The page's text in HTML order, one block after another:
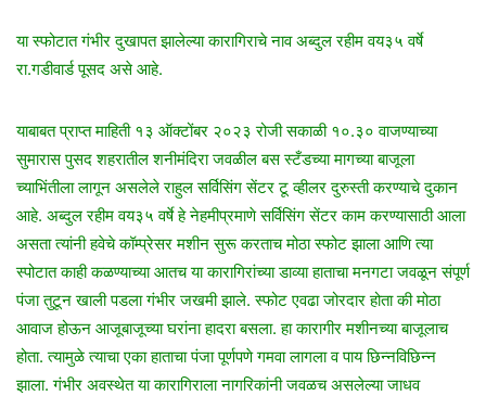
या स्फोटात गंभीर दुखापत झालेल्या कारागिराचे नाव अब्दुल रहीम वय३५ वर्षे
रा.गडीवार्ड पूसद असे आहे.
याबाबत प्राप्त माहिती १३ ऑक्टोंबर २०२३ रोजी सकाळी १०.३० वाजण्याच्या
सुमारास पुसद शहरातील शनीमंदिरा जवळील बस स्टँडच्या मागच्या बाजूला
च्याभिंतीला लागून असलेले राहुल सर्विसिंग सेंटर टू व्हीलर दुरुस्ती करण्याचे दुकान
आहे. अब्दुल रहीम वय३५ वर्षे हे नेहमीप्रमाणे सर्विसिंग सेंटर काम करण्यासाठी आला
असता त्यांनी हवेचे कॉम्प्रेसर मशीन सुरू करताच मोठा स्फोट झाला आणि त्या
स्पोटात काही कळण्याच्या आतच या कारागिरांच्या डाव्या हाताचा मनगटा जवळून संपूर्ण
पंजा तुटून खाली पडला गंभीर जखमी झाले. स्फोट एवढा जोरदार होता की मोठा
आवाज होऊन आजूबाजूच्या घरांना हादरा बसला. हा कारागीर मशीनच्या बाजूलाच
होता. त्यामुळे त्याचा एका हाताचा पंजा पूर्णपणे गमवा लागला व पाय छिन्नविछिन्न
झाला. गंभीर अवस्थेत या कारागिराला नागरिकांनी जवळच असलेल्या जाधव